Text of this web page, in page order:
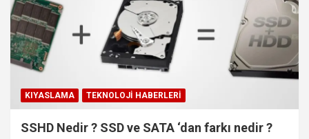
KIYASLAMA TEKNOLOJI HABERLERI
SSHD Nedir ? SSD ve SATA ‘dan farkı nedir ?